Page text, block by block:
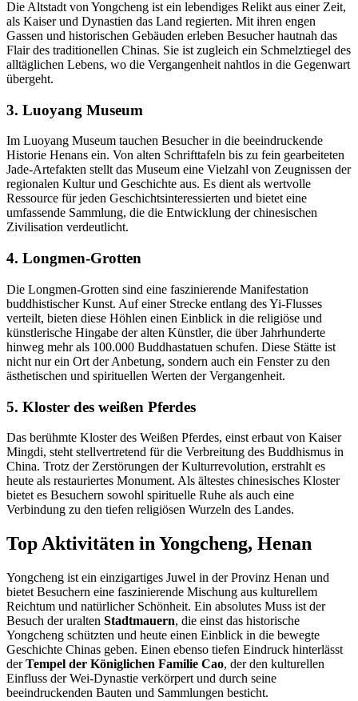
Die Altstadt von Yongcheng ist ein lebendiges Relikt aus einer Zeit,
als Kaiser und Dynastien das Land regierten. Mit ihren engen
Gassen und historischen Gebäuden erleben Besucher hautnah das
Flair des traditionellen Chinas. Sie ist zugleich ein Schmelztiegel des
alltäglichen Lebens, wo die Vergangenheit nahtlos in die Gegenwart
übergeht.
3. Luoyang Museum
Im Luoyang Museum tauchen Besucher in die beeindruckende
Historie Henans ein. Von alten Schrifttafeln bis zu fein gearbeiteten
Jade-Artefakten stellt das Museum eine Vielzahl von Zeugnissen der
regionalen Kultur und Geschichte aus. Es dient als wertvolle
Ressource für jeden Geschichtsinteressierten und bietet eine
umfassende Sammlung, die die Entwicklung der chinesischen
Zivilisation verdeutlicht.
4. Longmen-Grotten
Die Longmen-Grotten sind eine faszinierende Manifestation
buddhistischer Kunst. Auf einer Strecke entlang des Yi-Flusses
verteilt, bieten diese Höhlen einen Einblick in die religiöse und
künstlerische Hingabe der alten Künstler, die über Jahrhunderte
hinweg mehr als 100.000 Buddhastatuen schufen. Diese Stätte ist
nicht nur ein Ort der Anbetung, sondern auch ein Fenster zu den
ästhetischen und spirituellen Werten der Vergangenheit.
5. Kloster des weißen Pferdes
Das berühmte Kloster des Weißen Pferdes, einst erbaut von Kaiser
Mingdi, steht stellvertretend für die Verbreitung des Buddhismus in
China. Trotz der Zerstörungen der Kulturrevolution, erstrahlt es
heute als restauriertes Monument. Als ältestes chinesisches Kloster
bietet es Besuchern sowohl spirituelle Ruhe als auch eine
Verbindung zu den tiefen religiösen Wurzeln des Landes.
Top Aktivitäten in Yongcheng, Henan
Yongcheng ist ein einzigartiges Juwel in der Provinz Henan und
bietet Besuchern eine faszinierende Mischung aus kulturellem
Reichtum und natürlicher Schönheit. Ein absolutes Muss ist der
Besuch der uralten Stadtmauern, die einst das historische
Yongcheng schützten und heute einen Einblick in die bewegte
Geschichte Chinas geben. Einen ebenso tiefen Eindruck hinterlässt
derTempel der Königlichen Familie Cao, der den kulturellen
Einfluss der Wei-Dynastie verkörpert und durch seine
beeindruckenden Bauten und Sammlungen besticht.